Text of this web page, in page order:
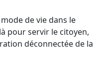
de vie dans le
pour servir le citoyen,
déconnectée de la